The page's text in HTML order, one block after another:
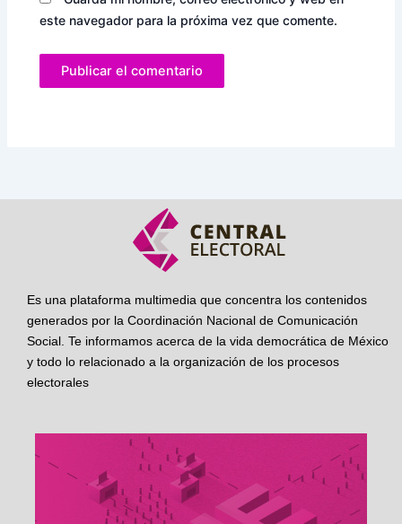
este navegador para la próxima vez que comente.
Es una plataforma multimedia que concentra los contenidos
generados por la Coordinación Nacional de Comunicación
Social. Te informamos acerca de la vida democrática de México
y todo lo relacionado a la organización de los procesos
electorales